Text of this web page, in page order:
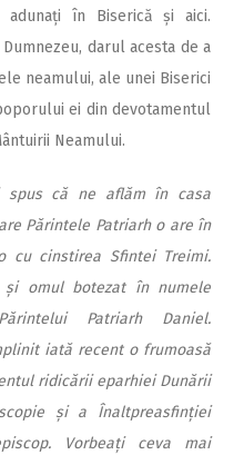
în Biserică și aici.
darul acesta de a
neamului, ale unei Biserici
ei din devotamentul
Neamului.
spus că ne aflăm în casa
Părintele Patriarh o are în
cu cinstirea Sfintei Treimi.
și omul botezat în numele
Patriarh Daniel.
iată recent o frumoasă
ridicării eparhiei Dunării
și a Înaltpreasfinției
Vorbeați ceva mai